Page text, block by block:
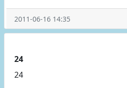
2011-06-16 14:35
24
24